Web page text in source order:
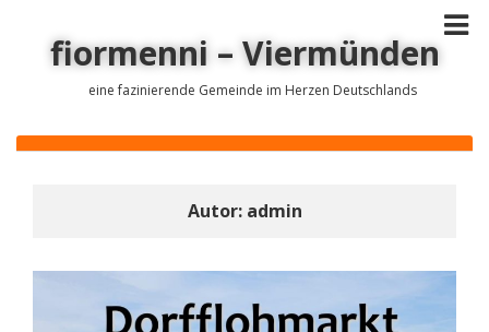
fiormenni – Viermünden
eine fazinierende Gemeinde im Herzen Deutschlands
Autor: admin